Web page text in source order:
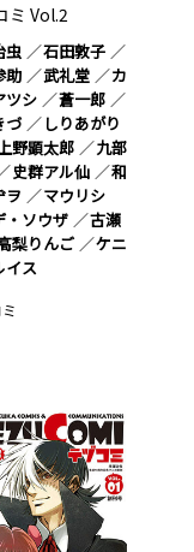
ミ Vol.2
虫
石田敦子
助
武礼堂
カ
ツシ
蒼一郎
づ
しりあがり
野顕太郎
九部
史群アル仙
和
ヲ
マウリシ
・ソウザ
古瀬
梨りんご
ケニ
イス